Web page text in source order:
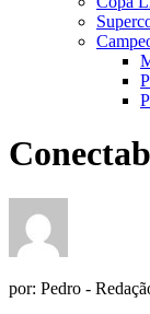
por: Pedro -